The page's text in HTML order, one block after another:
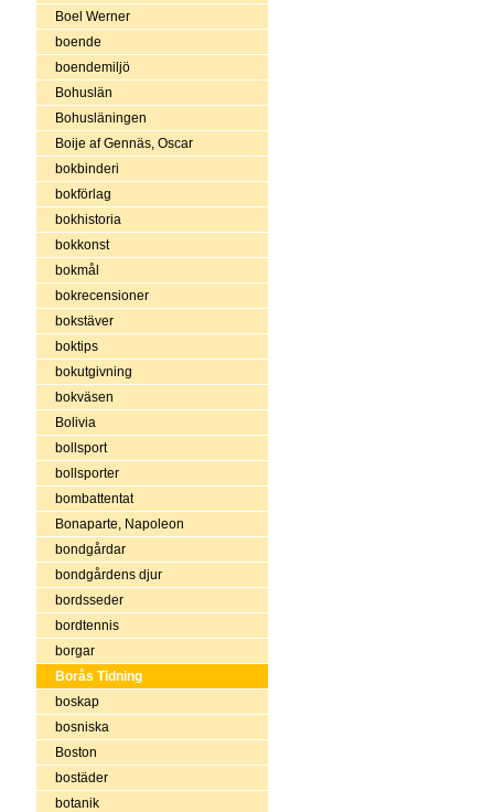
Boel Werner
boende
boendemiljö
Bohuslän
Bohusläningen
Boije af Gennäs, Oscar
bokbinderi
bokförlag
bokhistoria
bokkonst
bokmål
bokrecensioner
bokstäver
boktips
bokutgivning
bokväsen
Bolivia
bollsport
bollsporter
bombattentat
Bonaparte, Napoleon
bondgårdar
bondgårdens djur
bordsseder
bordtennis
borgar
Borås Tidning
boskap
bosniska
Boston
bostäder
botanik